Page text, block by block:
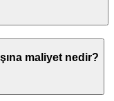
maliyet nedir?